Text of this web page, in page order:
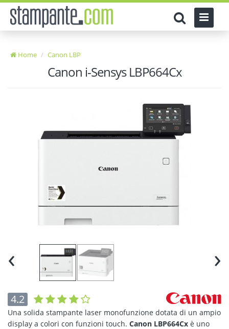
Home Canon LBP
Canon i-Sensys LBP664Cx
‹ ›
4.2
Una solida stampante laser monofunzione dotata di un ampio
display a colori con funzioni touch. Canon LBP664Cx è uno